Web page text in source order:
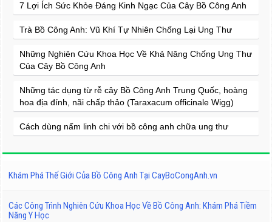
7 Lợi Ích Sức Khỏe Đáng Kinh Ngạc Của Cây Bồ Công Anh
Trà Bồ Công Anh: Vũ Khí Tự Nhiên Chống Lại Ung Thư
Những Nghiên Cứu Khoa Học Về Khả Năng Chống Ung Thư
Của Cây Bồ Công Anh
Những tác dụng từ rễ cây Bồ Công Anh Trung Quốc, hoàng
hoa địa đính, nãi chấp thảo (Taraxacum officinale Wigg)
Cách dùng nấm linh chi với bồ công anh chữa ung thư
Khám Phá Thế Giới Của Bồ Công Anh Tại CayBoCongAnh.vn
Các Công Trình Nghiên Cứu Khoa Học Về Bồ Công Anh: Khám Phá Tiềm
Năng Y Học